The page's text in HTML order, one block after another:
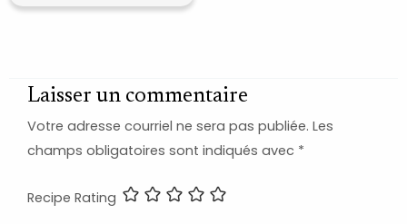
Laisser un commentaire
Votre adresse courriel ne sera pas publiée. Les
champs obligatoires sont indiqués avec *
Recipe Rating